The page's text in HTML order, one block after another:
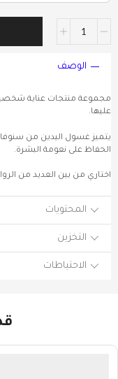
الوصف
مجموعة منتجات عناية
عليها.
يتميز غسول اليدين من سنوفا
الحفاظ على نعومة البشرة.
اختاري من بين العديد من
المحتويات
التخزين
الاحتياطات